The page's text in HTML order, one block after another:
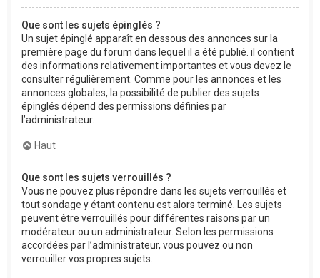
Que sont les sujets épinglés ?
Un sujet épinglé apparaît en dessous des annonces sur la
première page du forum dans lequel il a été publié. il contient
des informations relativement importantes et vous devez le
consulter régulièrement. Comme pour les annonces et les
annonces globales, la possibilité de publier des sujets
épinglés dépend des permissions définies par
l’administrateur.
Haut
Que sont les sujets verrouillés ?
Vous ne pouvez plus répondre dans les sujets verrouillés et
tout sondage y étant contenu est alors terminé. Les sujets
peuvent être verrouillés pour différentes raisons par un
modérateur ou un administrateur. Selon les permissions
accordées par l’administrateur, vous pouvez ou non
verrouiller vos propres sujets.